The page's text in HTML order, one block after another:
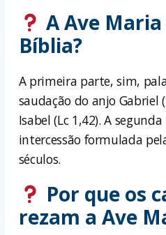
A Ave
Bíblia?
A primeira parte, sim,
saudação do anjo Gabriel
Isabel (Lc 1,42). A
intercessão formulada
séculos.
Por que os
rezam a Ave